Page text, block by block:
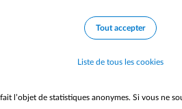
Tout accepter
Liste de tous les cookies
l’objet de statistiques anonymes. Si vous ne